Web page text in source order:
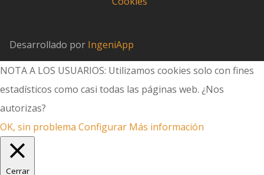
Desarrollado por IngeniApp
NOTA A LOS USUARIOS: Utilizamos cookies solo con fines
estadísticos como casi todas las páginas web. ¿Nos
autorizas?
OK, sin problema Configurar Más información
Cerrar